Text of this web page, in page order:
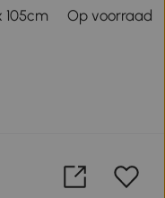
Op voorraad